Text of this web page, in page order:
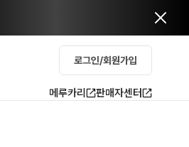
로그인/회원가입
메루카리 판매자센터